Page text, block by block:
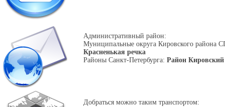
Административный район:
Муниципальные округа Кировского района
Красненькая речка
Районы Санкт-Петербурга: Район Кировский
Добраться можно таким транспортом: